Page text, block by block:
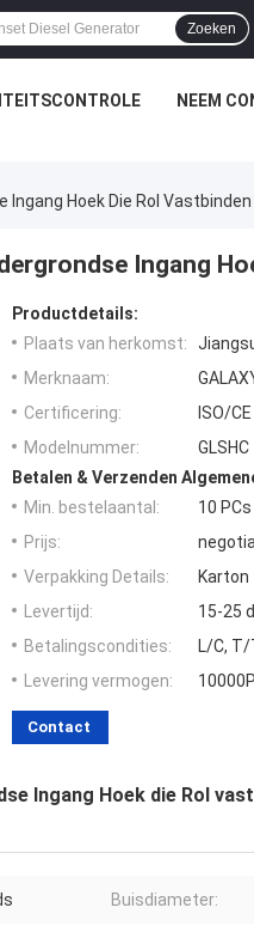
Zoeken
NEEM
Hoek Die Rol Vastbinden
Ingang
Productdetails:
Plaats van herkomst:
Merknaam:
Certificering:
ISO/CE
Modelnummer:
GLSHC
Betalen & Verzenden
Min. bestelaantal:
10 PCs
Prijs:
Verpakking Details:
Karton
Levertijd:
15-25
Betalingscondities:
L/C, T/
Levering vermogen:
Contact
Ingang Hoek die Rol
Buisdiameter: